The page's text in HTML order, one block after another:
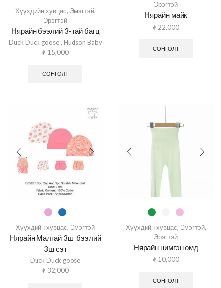
Хүүхдийн хувцас, Эмэгтэй,
Эрэгтэй
Нярайн бээлий 3-тай багц
Duck Duck goose, Hudson Baby
₮ 15,000
СОНГОЛТ
Эрэгтэй
Нярайн майк
₮ 22,000
СОНГОЛТ
Хүүхдийн хувцас, Эмэгтэй
Нярайн Малгай 3ш, бээлий
3ш сэт
Duck Duck goose
₮ 32,000
Хүүхдийн хувцас, Эмэгтэй,
Эрэгтэй
Нярайн нимгэн өмд
₮ 10,000
СОНГОЛТ